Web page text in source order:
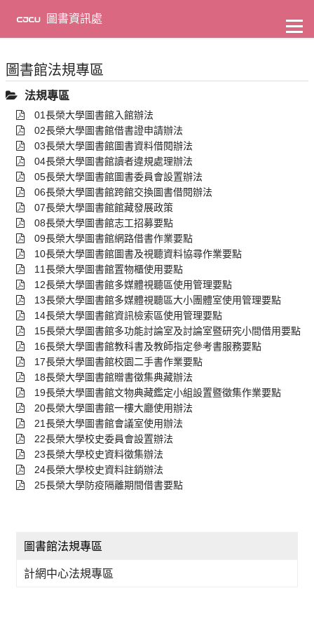
主
容
圖書資訊處
圖書館法規專區
法規專區
01長榮大學圖書館入館辦法
02長榮大學圖書館借書證申請辦法
03長榮大學圖書館圖書資料借閱辦法
04長榮大學圖書館讀者違規處理辦法
05長榮大學圖書館圖書委員會設置辦法
06長榮大學圖書館跨館交換圖書借閱辦法
07長榮大學圖書館館藏發展政策
08長榮大學圖書館志工招募要點
09長榮大學圖書館網路借書作業要點
10長榮大學圖書館圖書及視聽資料協尋作業要點
11長榮大學圖書館置物櫃使用要點
12長榮大學圖書館多媒體視聽區使用管理要點
13長榮大學圖書館多媒體視聽區大小團體室使用管理要點
14長榮大學圖書館資訊檢索區使用管理要點
15長榮大學圖書館多功能討論室及討論室暨研究小間借用要點
16長榮大學圖書館教科書及教師指定參考書服務要點
17長榮大學圖書館校園二手書作業要點
18長榮大學圖書館贈書徵集典藏辦法
19長榮大學圖書館文物典藏鑑定小組設置暨徵集作業要點
20長榮大學圖書館一樓大廳使用辦法
21長榮大學圖書館會議室使用辦法
22長榮大學校史委員會設置辦法
23長榮大學校史資料徵集辦法
24長榮大學校史資料註銷辦法
25長榮大學防疫隔離期間借書要點
圖書館法規專區
計網中心法規專區